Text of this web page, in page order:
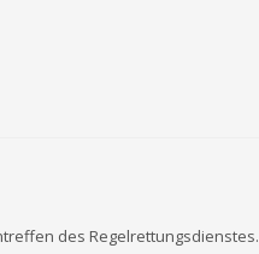
des Regelrettungsdienstes.